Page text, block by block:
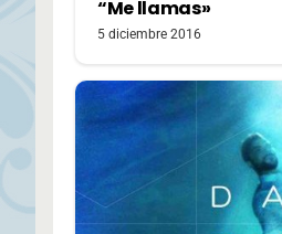
“Me llamas»
5 diciembre 2016